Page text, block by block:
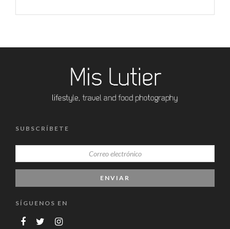
SUBSCRÍBETE
SÍGUENOS EN